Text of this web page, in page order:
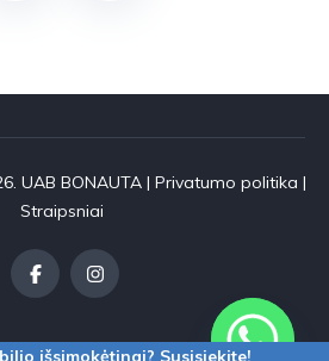
UAB BONAUTA | Privatumo politika |
Straipsniai
išsimokėtinai? Susisiekite!